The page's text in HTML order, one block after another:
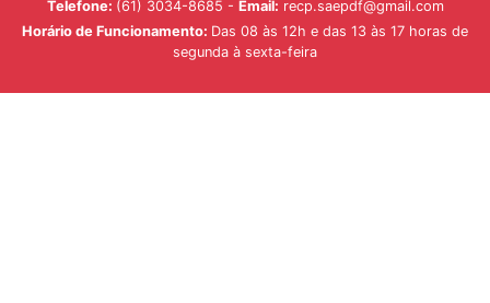
Telefone: (61) 3034-8685 - Email: recp.saepdf@gmail.com
Horário de Funcionamento: Das 08 às 12h e das 13 às 17 horas de
segunda à sexta-feira